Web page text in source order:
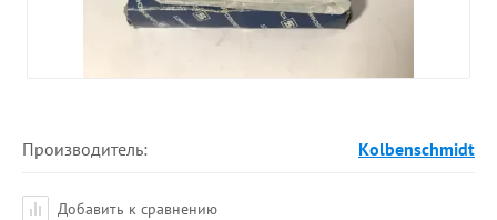
Производитель: Kolbenschmidt
Добавить к сравнению